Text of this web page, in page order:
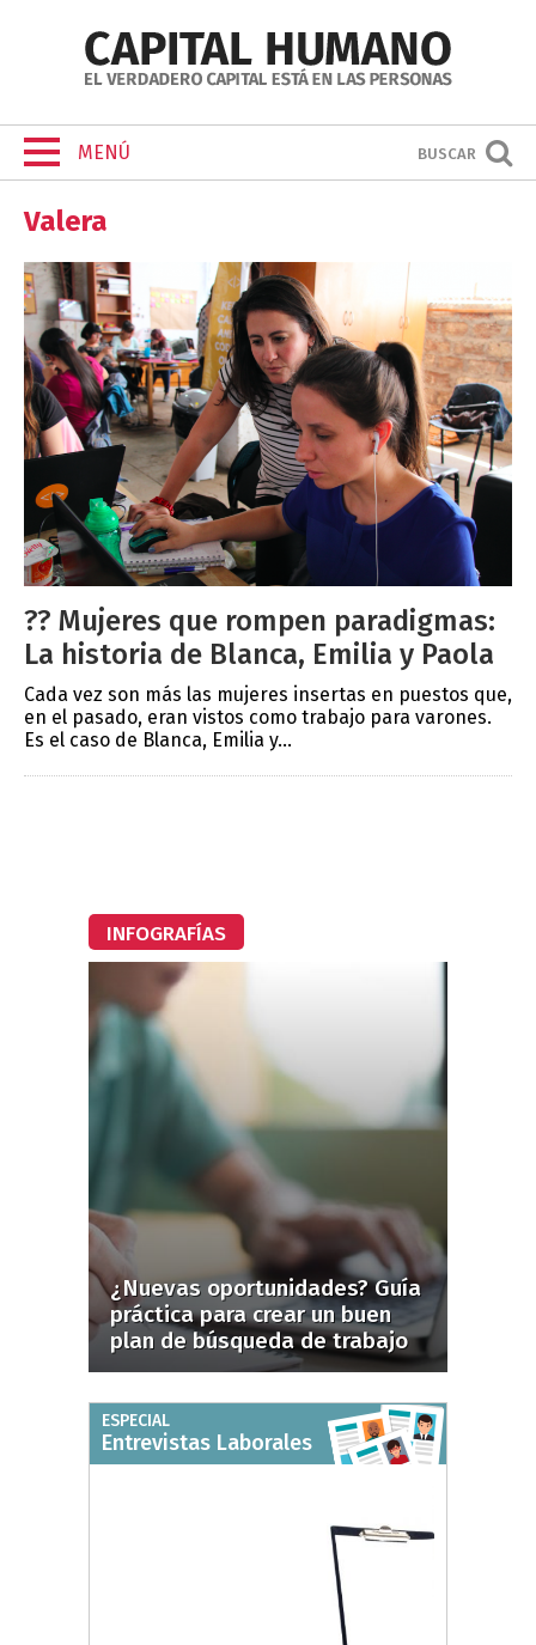
MENÚ BUSCAR
Valera
?? Mujeres que rompen paradigmas:
La historia de Blanca, Emilia y Paola
Cada vez son más las mujeres insertas en puestos que,
en el pasado, eran vistos como trabajo para varones.
Es el caso de Blanca, Emilia y...
INFOGRAFÍAS
¿Nuevas oportunidades? Guía
práctica para crear un buen
plan de búsqueda de trabajo
ESPECIAL
Entrevistas Laborales